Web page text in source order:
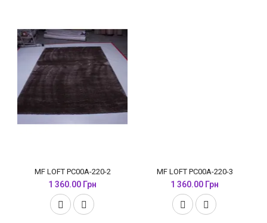
MF LOFT PC00A-220-2
1 360.00 Грн
MF LOFT PC00A-220-3
1 360.00 Грн